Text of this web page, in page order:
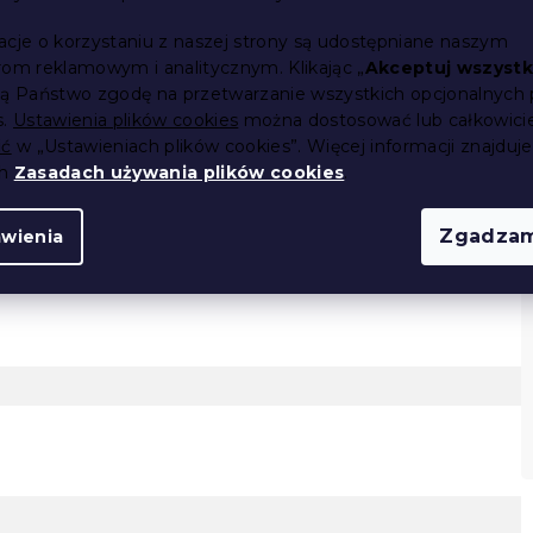
o korzystaniu z naszej strony są udostępniane naszym
reklamowym i analitycznym. Klikając „Akceptuj
Państwo zgodę na przetwarzanie wszystkich opcjonalnych
Ustawienia plików cookies można dostosować lub
w „Ustawieniach plików cookies”. Więcej informacji
Zasadach używania plików cookies.